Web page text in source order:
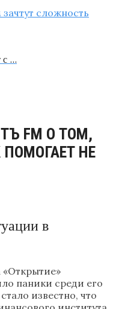
с …
FM О ТОМ,
НЕ
в
«Открытие»
паники среди его
известно, что